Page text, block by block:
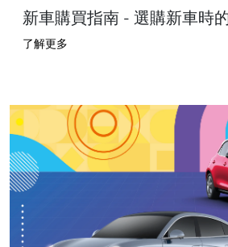
新車購買指南 - 選購新車時
了解更多